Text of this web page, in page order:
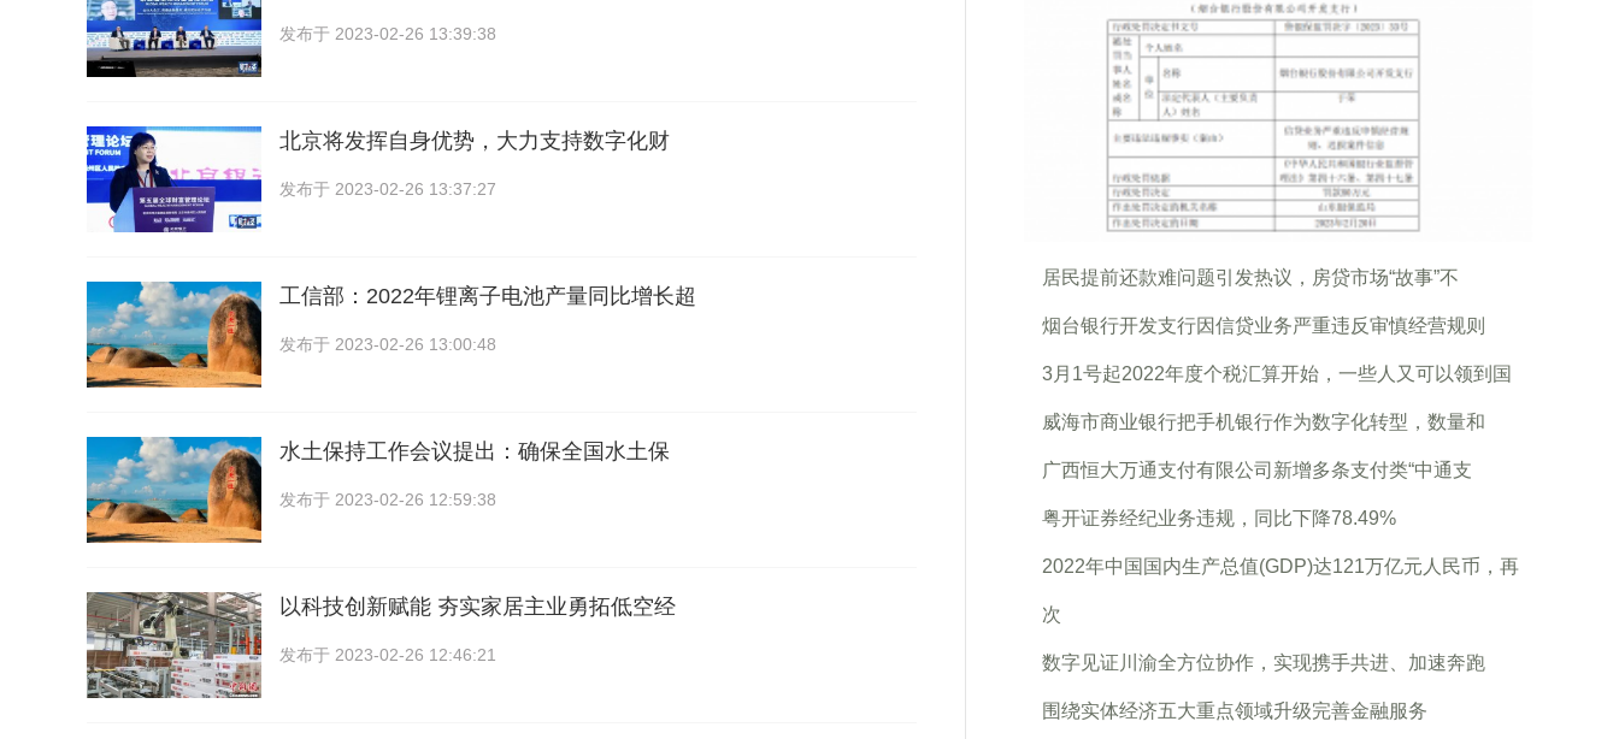
发布于 2023-02-26 13:39:38
北京将发挥自身优势，大力支持数字化财
发布于 2023-02-26 13:37:27
工信部：2022年锂离子电池产量同比增长超
发布于 2023-02-26 13:00:48
水土保持工作会议提出：确保全国水土保
发布于 2023-02-26 12:59:38
以科技创新赋能 夯实家居主业勇拓低空经
发布于 2023-02-26 12:46:21
居民提前还款难问题引发热议，房贷市场“故事”不
烟台银行开发支行因信贷业务严重违反审慎经营规则
3月1号起2022年度个税汇算开始，一些人又可以领到国
威海市商业银行把手机银行作为数字化转型，数量和
广西恒大万通支付有限公司新增多条支付类“中通支
粤开证券经纪业务违规，同比下降78.49%
2022年中国国内生产总值(GDP)达121万亿元人民币，再
次
数字见证川渝全方位协作，实现携手共进、加速奔跑
围绕实体经济五大重点领域升级完善金融服务